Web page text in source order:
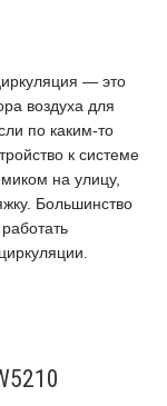
— это
воздуха для
по каким-то
к системе
на улицу,
Большинство